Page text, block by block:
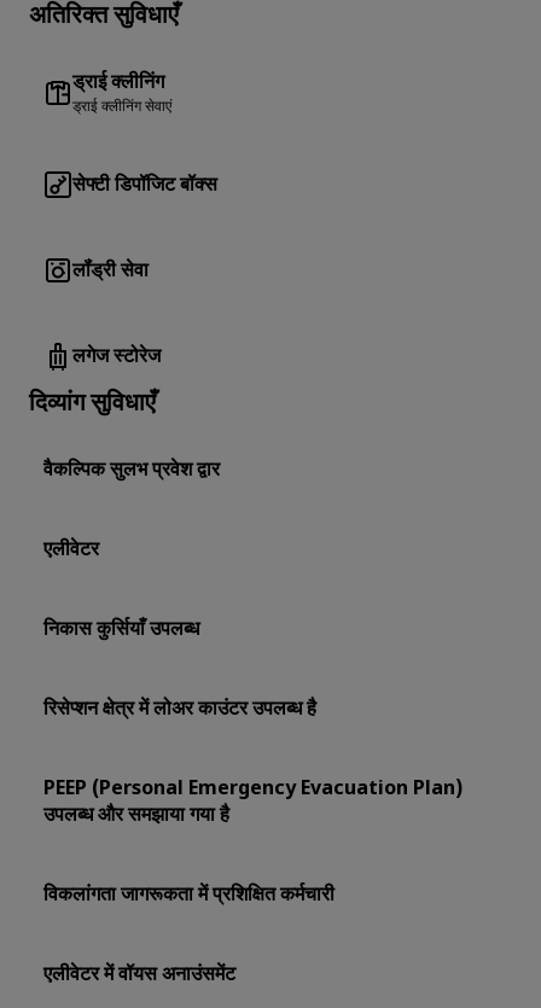
अतिरिक्त सुविधाएँ
ड्राई क्लीनिंग
ड्राई क्लीनिंग सेवाएं
सेफ्टी डिपॉजिट बॉक्स
लॉंड्री सेवा
लगेज स्टोरेज
दिव्यांग सुविधाएँ
वैकल्पिक सुलभ प्रवेश द्वार
एलीवेटर
निकास कुर्सियाँ उपलब्ध
रिसेप्शन क्षेत्र में लोअर काउंटर उपलब्ध है
PEEP (Personal Emergency Evacuation Plan)
उपलब्ध और समझाया गया है
विकलांगता जागरूकता में प्रशिक्षित कर्मचारी
एलीवेटर में वॉयस अनाउंसमेंट